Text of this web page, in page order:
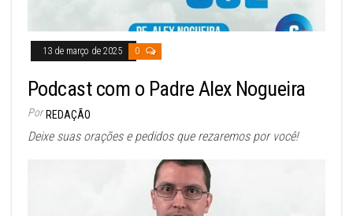
13 de março de 2025 0
Podcast com o Padre Alex Nogueira
Por REDAÇÃO
Deixe suas orações e pedidos que rezaremos por você!